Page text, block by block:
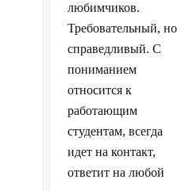
любимчиков.
Требовательный, но
справедливый. С
пониманием
относится к
работающим
студентам, всегда
идет на контакт,
ответит на любой